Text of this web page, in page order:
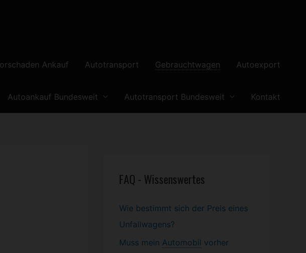
Ankauf Autotransport Gebrauchtwagen Autoexport
Autoankauf Bundesweit Autotransport Bundesweit Kontakt
FAQ - Wissenswertes
Wie bestimmt sich der Preis eines
Unfallwagens?
Muss mein Automobil vorher